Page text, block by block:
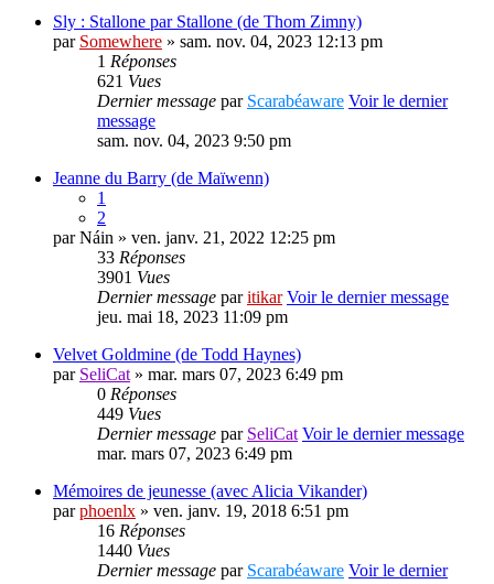
Sly : Stallone par Stallone (de Thom Zimny)
par Somewhere » sam. nov. 04, 2023 12:13 pm
1 Réponses
621 Vues
Dernier message par Scarabéaware Voir le dernier
message
sam. nov. 04, 2023 9:50 pm
Jeanne du Barry (de Maïwenn)
1
2
parNáin » ven. janv. 21, 2022 12:25 pm
33 Réponses
3901 Vues
Dernier message paritikar Voir le dernier message
jeu. mai 18, 2023 11:09 pm
Velvet Goldmine (de Todd Haynes)
par SeliCat» mar. mars 07, 2023 6:49 pm
0 Réponses
449 Vues
Dernier message par SeliCat Voir le dernier message
mar. mars 07, 2023 6:49 pm
Mémoires de jeunesse (avec Alicia Vikander)
parphoenlx » ven. janv. 19, 2018 6:51 pm
16 Réponses
1440 Vues
Dernier message par Scarabéaware Voir le dernier